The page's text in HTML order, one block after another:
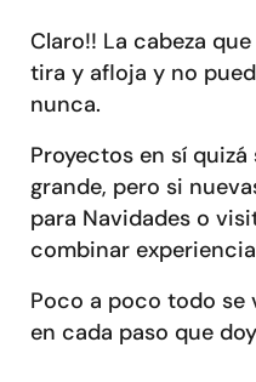
Claro!! La cabeza
tira y afloja y no
nunca.
Proyectos en sí
grande, pero si
para Navidades o
combinar
Poco a poco todo se
en cada paso que